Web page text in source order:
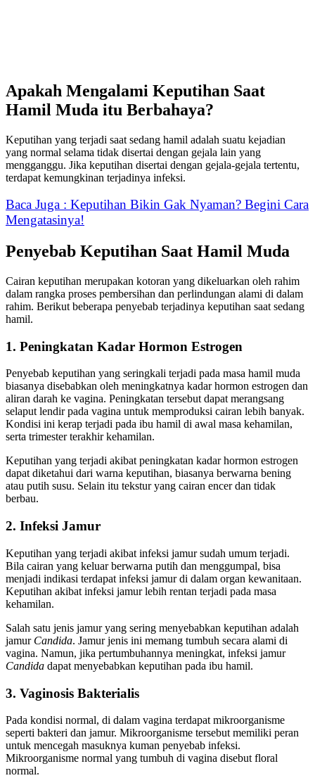
Apakah Mengalami Keputihan Saat
Hamil Muda itu Berbahaya?
Keputihan yang terjadi saat sedang hamil adalah suatu kejadian
yang normal selama tidak disertai dengan gejala lain yang
mengganggu. Jika keputihan disertai dengan gejala-gejala tertentu,
terdapat kemungkinan terjadinya infeksi.
Baca Juga : Keputihan Bikin Gak Nyaman? Begini Cara
Mengatasinya!
Penyebab Keputihan Saat Hamil Muda
Cairan keputihan merupakan kotoran yang dikeluarkan oleh rahim
dalam rangka proses pembersihan dan perlindungan alami di dalam
rahim. Berikut beberapa penyebab terjadinya keputihan saat sedang
hamil.
1. Peningkatan Kadar Hormon Estrogen
Penyebab keputihan yang seringkali terjadi pada masa hamil muda
biasanya disebabkan oleh meningkatnya kadar hormon estrogen dan
aliran darah ke vagina. Peningkatan tersebut dapat merangsang
selaput lendir pada vagina untuk memproduksi cairan lebih banyak.
Kondisi ini kerap terjadi pada ibu hamil di awal masa kehamilan,
serta trimester terakhir kehamilan.
Keputihan yang terjadi akibat peningkatan kadar hormon estrogen
dapat diketahui dari warna keputihan, biasanya berwarna bening
atau putih susu. Selain itu tekstur yang cairan encer dan tidak
berbau.
2. Infeksi Jamur
Keputihan yang terjadi akibat infeksi jamur sudah umum terjadi.
Bila cairan yang keluar berwarna putih dan menggumpal, bisa
menjadi indikasi terdapat infeksi jamur di dalam organ kewanitaan.
Keputihan akibat infeksi jamur lebih rentan terjadi pada masa
kehamilan.
Salah satu jenis jamur yang sering menyebabkan keputihan adalah
jamur Candida. Jamur jenis ini memang tumbuh secara alami di
vagina. Namun, jika pertumbuhannya meningkat, infeksi jamur
Candida dapat menyebabkan keputihan pada ibu hamil.
3. Vaginosis Bakterialis
Pada kondisi normal, di dalam vagina terdapat mikroorganisme
seperti bakteri dan jamur. Mikroorganisme tersebut memiliki peran
untuk mencegah masuknya kuman penyebab infeksi.
Mikroorganisme normal yang tumbuh di vagina disebut floral
normal.